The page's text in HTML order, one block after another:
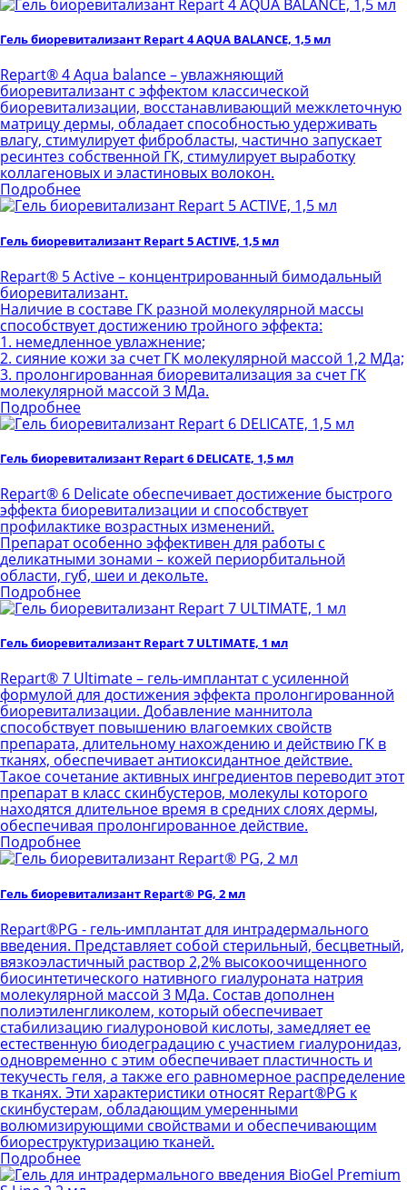
Гель биоревитализант Repart 4 AQUA BALANCE, 1,5 мл
Repart® 4 Aqua balance – увлажняющий
биоревитализант с эффектом классической
биоревитализации, восстанавливающий межклеточную
матрицу дермы, обладает способностью удерживать
влагу, стимулирует фибробласты, частично запускает
ресинтез собственной ГК, стимулирует выработку
коллагеновых и эластиновых волокон.
Подробнее
Гель биоревитализант Repart 5 АСТIVE, 1,5 мл
Repart® 5 Active – концентрированный бимодальный
биоревитализант.
Наличие в составе ГК разной молекулярной массы
способствует достижению тройного эффекта:
1. немедленное увлажнение;
2. сияние кожи за счет ГК молекулярной массой 1,2 МДа;
3. пролонгированная биоревитализация за счет ГК
молекулярной массой 3 МДа.
Подробнее
Гель биоревитализант Repart 6 DELICATE, 1,5 мл
Repart® 6 Delicate обеспечивает достижение быстрого
эффекта биоревитализации и способствует
профилактике возрастных изменений.
Препарат особенно эффективен для работы с
деликатными зонами – кожей периорбитальной
области, губ, шеи и декольте.
Подробнее
Гель биоревитализант Repart 7 ULTIMATE, 1 мл
Repart® 7 Ultimate – гель-имплантат с усиленной
формулой для достижения эффекта пролонгированной
биоревитализации. Добавление маннитола
способствует повышению влагоемких свойств
препарата, длительному нахождению и действию ГК в
тканях, обеспечивает антиоксидантное действие.
Такое сочетание активных ингредиентов переводит этот
препарат в класс скинбустеров, молекулы которого
находятся длительное время в средних слоях дермы,
обеспечивая пролонгированное действие.
Подробнее
Гель биоревитализант Repart® PG, 2 мл
Repart®PG - гель-имплантат для интрадермального
введения. Представляет собой стерильный, бесцветный,
вязкоэластичный раствор 2,2% высокоочищенного
биосинтетического нативного гиалуроната натрия
молекулярной массой 3 МДа. Состав дополнен
полиэтиленгликолем, который обеспечивает
стабилизацию гиалуроновой кислоты, замедляет ее
естественную биодеградацию с участием гиалуронидаз,
одновременно с этим обеспечивает пластичность и
текучесть геля, а также его равномерное распределение
в тканях. Эти характеристики относят Repart®PG к
скинбустерам, обладающим умеренными
волюмизирующими свойствами и обеспечивающим
биореструктуризацию тканей.
Подробнее